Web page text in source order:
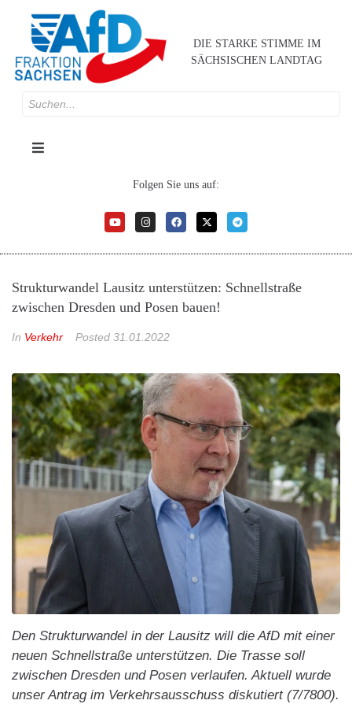
DIE STARKE STIMME IM
SÄCHSISCHEN LANDTAG
Folgen Sie uns auf:
Strukturwandel Lausitz unterstützen: Schnellstraße
zwischen Dresden und Posen bauen!
In Verkehr Posted 31.01.2022
Den Strukturwandel in der Lausitz will die AfD mit einer
neuen Schnellstraße unterstützen. Die Trasse soll
zwischen Dresden und Posen verlaufen. Aktuell wurde
unser Antrag im Verkehrsausschuss diskutiert (7/7800).